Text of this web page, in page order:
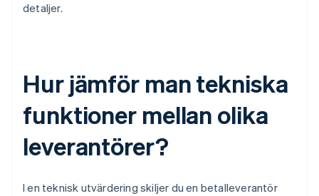
detaljer.
Hur jämför man tekniska
funktioner mellan olika
leverantörer?
I en teknisk utvärdering skiljer du en betalleverantör